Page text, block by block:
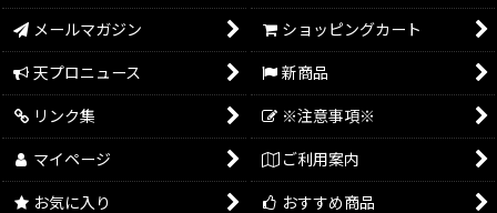
2024年
2023年
2022年
2021年
メールマガジン ショッピングカート
天プロニュース 新商品
リンク集 ※注意事項※
マイページ ご利用案内
お気に入り おすすめ商品